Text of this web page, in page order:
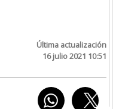
Última actualización
16 julio 2021 10:51